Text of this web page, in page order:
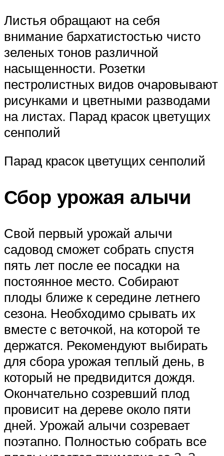
Листья обращают на себя
внимание бархатистостью чисто
зеленых тонов различной
насыщенности. Розетки
пестролистных видов очаровывают
рисунками и цветными разводами
на листах. Парад красок цветущих
сенполий
Парад красок цветущих сенполий
Сбор урожая алычи
Свой первый урожай алычи
садовод сможет собрать спустя
пять лет после ее посадки на
постоянное место. Собирают
плоды ближе к середине летнего
сезона. Необходимо срывать их
вместе с веточкой, на которой те
держатся. Рекомендуют выбирать
для сбора урожая теплый день, в
который не предвидится дождя.
Окончательно созревший плод
провисит на дереве около пяти
дней. Урожай алычи созревает
поэтапно. Полностью собрать все